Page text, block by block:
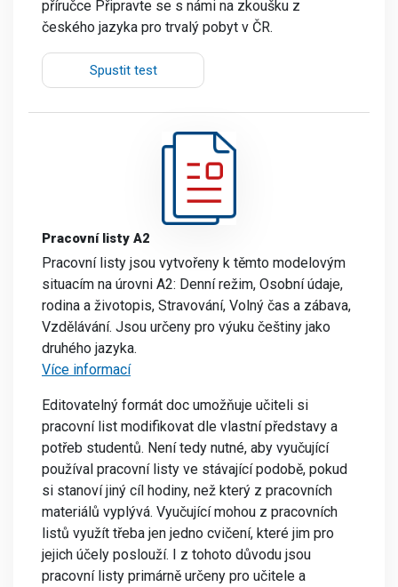
příručce Připravte se s námi na zkoušku z
českého jazyka pro trvalý pobyt v ČR.
Spustit test
Pracovní listy A2
Pracovní listy jsou vytvořeny k těmto modelovým
situacím na úrovni A2: Denní režim, Osobní údaje,
rodina a životopis, Stravování, Volný čas a zábava,
Vzdělávání. Jsou určeny pro výuku češtiny jako
druhého jazyka.
Více informací
Editovatelný formát doc umožňuje učiteli si
pracovní list modifikovat dle vlastní představy a
potřeb studentů. Není tedy nutné, aby vyučující
používal pracovní listy ve stávající podobě, pokud
si stanoví jiný cíl hodiny, než který z pracovních
materiálů vyplývá. Vyučující mohou z pracovních
listů využít třeba jen jedno cvičení, které jim pro
jejich účely poslouží. I z tohoto důvodu jsou
pracovní listy primárně určeny pro učitele a